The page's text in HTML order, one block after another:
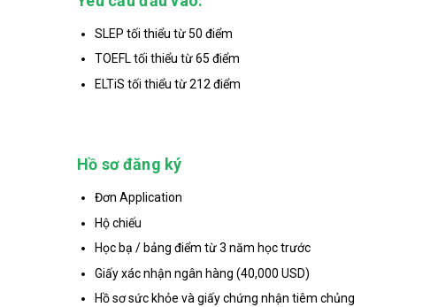
SLEP tối thiểu từ 50 điểm
TOEFL tối thiểu từ 65 điểm
ELTiS tối thiểu từ 212 điểm
Hồ sơ đăng ký
Đơn Application
Hộ chiếu
Học bạ / bảng điểm từ 3 năm học trước
Giấy xác nhận ngân hàng (40,000 USD)
Hồ sơ sức khỏe và giấy chứng nhận tiêm chủng